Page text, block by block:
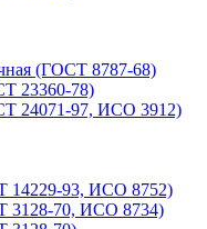
(ГОСТ 8787-68)
23360-78)
24071-97, ИСО 3912)
93, ИСО 8752)
70, ИСО 8734)